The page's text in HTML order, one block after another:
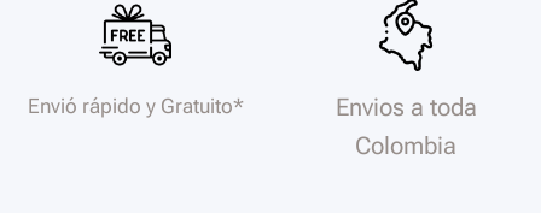
Envió rápido y Gratuito*
Envios a toda
Colombia